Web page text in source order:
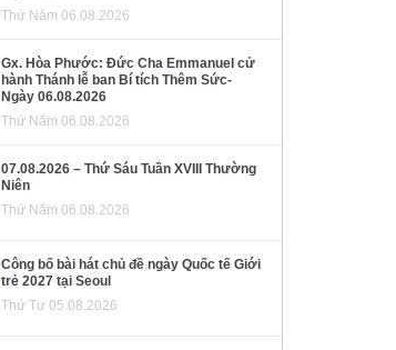
Thứ Năm 06.08.2026
Gx. Hòa Phước: Đức Cha Emmanuel cử
hành Thánh lễ ban Bí tích Thêm Sức-
Ngày 06.08.2026
Thứ Năm 06.08.2026
07.08.2026 – Thứ Sáu Tuần XVIII Thường
Niên
Thứ Năm 06.08.2026
Công bố bài hát chủ đề ngày Quốc tế Giới
trẻ 2027 tại Seoul
Thứ Tư 05.08.2026